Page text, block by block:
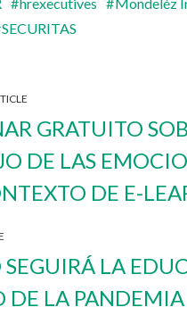
SECURITAS
GRATUITO
DE LAS
DE E-
LA
DE LA PANDEMIA